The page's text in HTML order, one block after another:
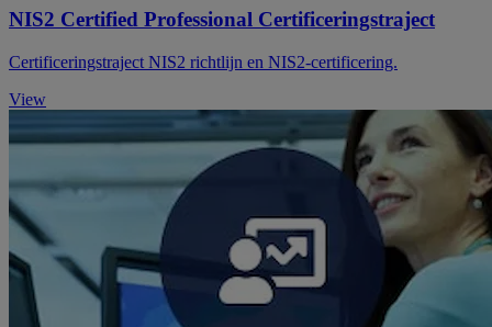
NIS2 Certified Professional Certificeringstraject
Certificeringstraject NIS2 richtlijn en NIS2‑certificering.
View